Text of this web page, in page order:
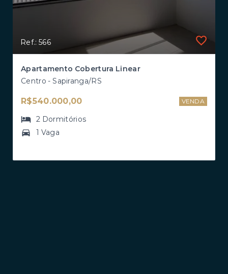
Ref.: 566
Apartamento Cobertura Linear
Centro - Sapiranga/RS
R$540.000,00 VENDA
2 Dormitórios
1 Vaga